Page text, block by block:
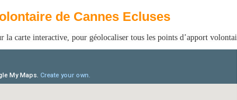
de Cannes Ecluses
la carte interactive, pour géolocaliser tous les points d’apport